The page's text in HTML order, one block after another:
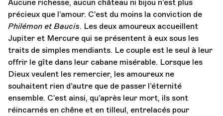
Aucune richesse, aucun château ni bijou n’est plus
précieux que l’amour. C’est du moins la conviction de
Philémon et Baucis. Les deux amoureux accueillent
Jupiter et Mercure qui se présentent à eux sous les
traits de simples mendiants. Le couple est le seul à leur
offrir le gîte dans leur cabane misérable. Lorsque les
Dieux veulent les remercier, les amoureux ne
souhaitent rien d’autre que de passer l’éternité
ensemble. C’est ainsi, qu’après leur mort, ils sont
réincarnés en chêne et en tilleul, entrelacés pour